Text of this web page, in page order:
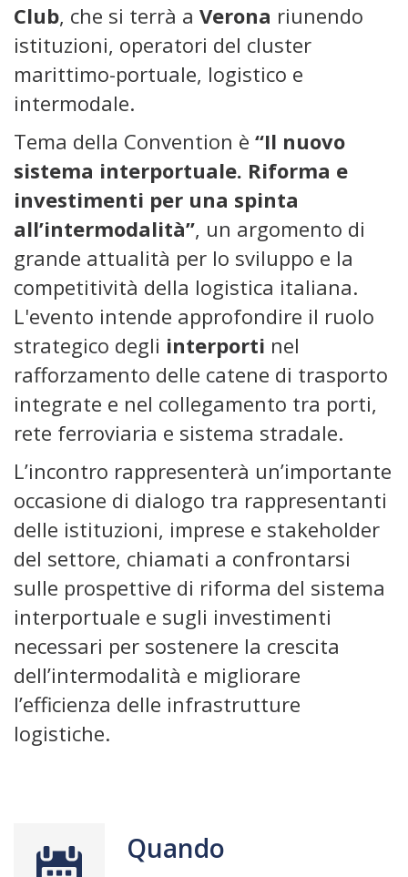
Club, che si terrà a Verona riunendo
istituzioni, operatori del cluster
marittimo-portuale, logistico e
intermodale.
Tema della Convention è “Il nuovo
sistema interportuale. Riforma e
investimenti per una spinta
all’intermodalità”, un argomento di
grande attualità per lo sviluppo e la
competitività della logistica italiana.
L'evento intende approfondire il ruolo
strategico degli interporti nel
rafforzamento delle catene di trasporto
integrate e nel collegamento tra porti,
rete ferroviaria e sistema stradale.
L’incontro rappresenterà un’importante
occasione di dialogo tra rappresentanti
delle istituzioni, imprese e stakeholder
del settore, chiamati a confrontarsi
sulle prospettive di riforma del sistema
interportuale e sugli investimenti
necessari per sostenere la crescita
dell’intermodalità e migliorare
l’efficienza delle infrastrutture
logistiche.
Quando